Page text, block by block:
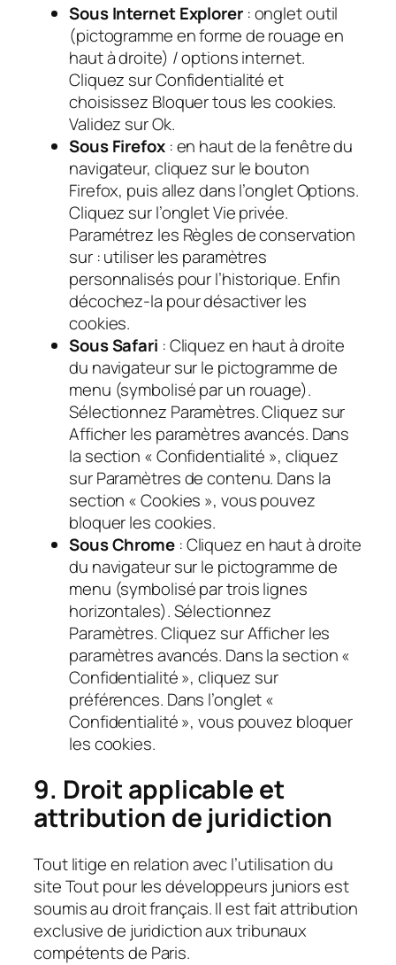
Sous Internet Explorer: onglet outil
(pictogramme en forme de rouage en
haut à droite) / options internet.
Cliquez sur Confidentialité et
choisissez Bloquer tous les cookies.
Validez sur Ok.
Sous Firefox: en haut de la fenêtre du
navigateur, cliquez sur le bouton
Firefox, puis allez dans l’onglet Options.
Cliquez sur l’onglet Vie privée.
Paramétrez les Règles de conservation
sur : utiliser les paramètres
personnalisés pour l’historique. Enfin
décochez-la pour désactiver les
cookies.
Sous Safari : Cliquez en haut à droite
du navigateur sur le pictogramme de
menu (symbolisé par un rouage).
Sélectionnez Paramètres. Cliquez sur
Afficher les paramètres avancés. Dans
la section « Confidentialité », cliquez
sur Paramètres de contenu. Dans la
section « Cookies », vous pouvez
bloquer les cookies.
Sous Chrome: Cliquez en haut à droite
du navigateur sur le pictogramme de
menu (symbolisé par trois lignes
horizontales). Sélectionnez
Paramètres. Cliquez sur Afficher les
paramètres avancés. Dans la section «
Confidentialité », cliquez sur
préférences. Dans l’onglet «
Confidentialité », vous pouvez bloquer
les cookies.
9. Droit applicable et
attribution de juridiction
Tout litige en relation avec l’utilisation du
site Tout pour les développeurs juniors est
soumis au droit français. Il est fait attribution
exclusive de juridiction aux tribunaux
compétents de Paris.